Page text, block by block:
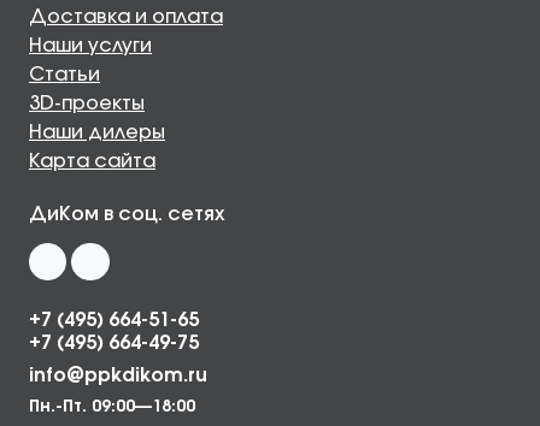
Доставка и оплата
Наши услуги
Статьи
3D-проекты
Наши дилеры
Карта сайта
ДиКом в соц. сетях
+7 (495) 664-51-65
+7 (495) 664-49-75
info@ppkdikom.ru
Пн.-Пт. 09:00—18:00